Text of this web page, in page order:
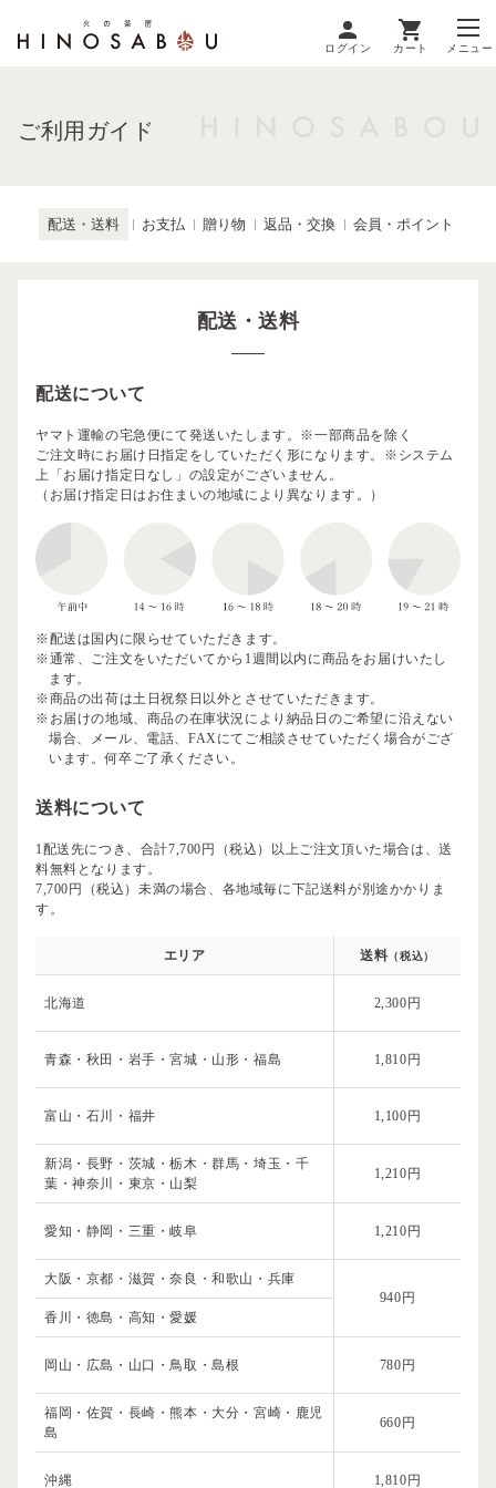
ログイン カート メニュー
ご利用ガイド
配送・送料 お支払 贈り物 返品・交換 会員・ポイント
配送・送料
配送について
ヤマト運輸の宅急便にて発送いたします。※一部商品を除く
ご注文時にお届け日指定をしていただく形になります。※システム
上「お届け指定日なし」の設定がございません。
（お届け指定日はお住まいの地域により異なります。）
※配送は国内に限らせていただきます。
※通常、ご注文をいただいてから1週間以内に商品をお届けいたし
ます。
※商品の出荷は土日祝祭日以外とさせていただきます。
※お届けの地域、商品の在庫状況により納品日のご希望に沿えない
場合、メール、電話、FAXにてご相談させていただく場合がござ
います。何卒ご了承ください。
送料について
1配送先につき、合計7,700円（税込）以上ご注文頂いた場合は、送
料無料となります。
7,700円（税込）未満の場合、各地域毎に下記送料が別途かかりま
す。
エリア 送料 （税込）
北海道 2,300円
青森・秋田・岩手・宮城・山形・福島 1,810円
富山・石川・福井 1,100円
新潟・長野・茨城・栃木・群馬・埼玉・千
葉・神奈川・東京・山梨
1,210円
愛知・静岡・三重・岐阜 1,210円
大阪・京都・滋賀・奈良・和歌山・兵庫
940円
香川・徳島・高知・愛媛
岡山・広島・山口・鳥取・島根 780円
福岡・佐賀・長崎・熊本・大分・宮崎・鹿児
島
660円
沖縄 1,810円